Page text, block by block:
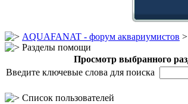
AQUAFANAT - форум аквариумистов >
Разделы помощи
Просмотр выбранного
Введите ключевые слова для поиска
Список пользователей